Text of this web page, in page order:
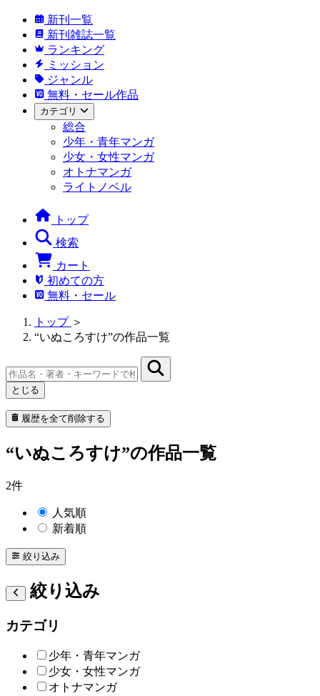
新刊一覧
新刊雑誌一覧
ランキング
ミッション
ジャンル
無料・セール作品
カテゴリ
総合
少年・青年マンガ
少女・女性マンガ
オトナマンガ
ライトノベル
トップ
検索
カート
初めての方
無料・セール
トップ ＞
“いぬころすけ”の作品一覧
とじる
履歴を全て削除する
“いぬころすけ”の作品一覧
2件
人気順
新着順
絞り込み
絞り込み
カテゴリ
少年・青年マンガ
少女・女性マンガ
オトナマンガ